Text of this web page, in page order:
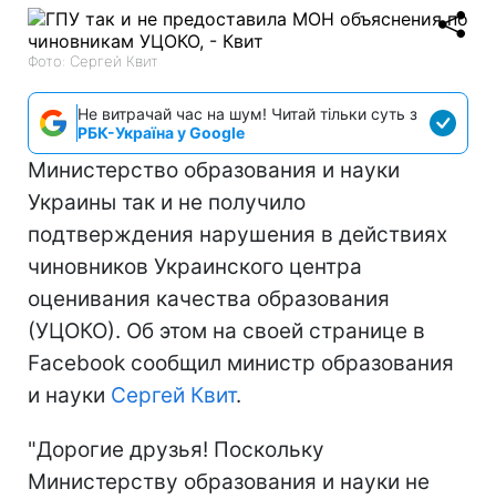
Фото: Сергей Квит
Не витрачай час на шум! Читай тільки суть з
РБК-Україна у Google
Министерство образования и науки
Украины так и не получило
подтверждения нарушения в действиях
чиновников Украинского центра
оценивания качества образования
(УЦОКО). Об этом на своей странице в
Facebook сообщил министр образования
и науки Сергей Квит.
"Дорогие друзья! Поскольку
Министерству образования и науки не